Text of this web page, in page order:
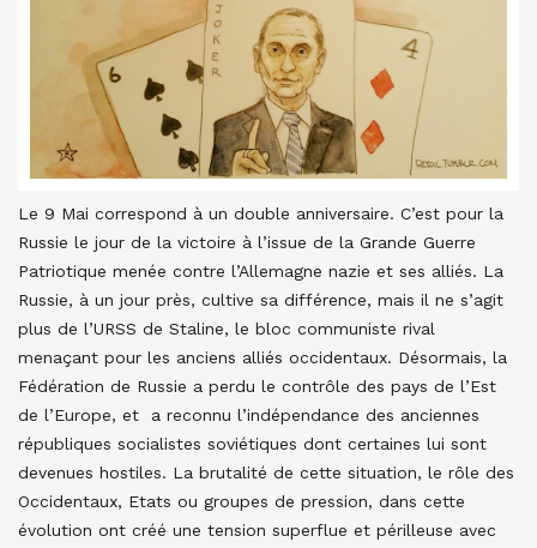
Le 9 Mai correspond à un double anniversaire. C’est pour la
Russie le jour de la victoire à l’issue de la Grande Guerre
Patriotique menée contre l’Allemagne nazie et ses alliés. La
Russie, à un jour près, cultive sa différence, mais il ne s’agit
plus de l’URSS de Staline, le bloc communiste rival
menaçant pour les anciens alliés occidentaux. Désormais, la
Fédération de Russie a perdu le contrôle des pays de l’Est
de l’Europe, et a reconnu l’indépendance des anciennes
républiques socialistes soviétiques dont certaines lui sont
devenues hostiles. La brutalité de cette situation, le rôle des
Occidentaux, Etats ou groupes de pression, dans cette
évolution ont créé une tension superflue et périlleuse avec